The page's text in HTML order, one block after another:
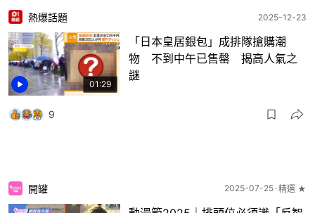
01:29
熱爆話題 2025-12-23
「日本皇居銀包」成排隊搶購潮
物 不到中午已售罄 揭高人氣之
謎
9
開罐 2025-07-25 精選 ★